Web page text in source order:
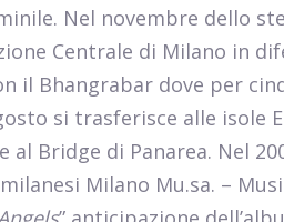
Nel novembre dello
Centrale di Milano in
il Bhangrabar dove per
si trasferisce alle isole
al Bridge di Panarea. Nel
Milano Mu.sa. –